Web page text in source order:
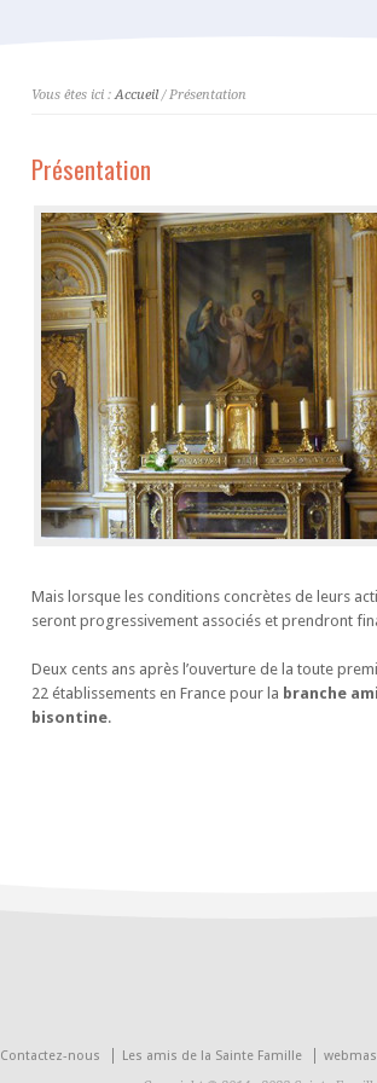
Vous êtes ici :Accueil/ Présentation
Présentation
Mais lorsque les conditions concrètes de leurs
seront progressivement associés et prendront
Deux cents ans après l’ouverture de la toute
22 établissements en France pour la branche
bisontine.
Contactez-nous Les amis de la Sainte Famille